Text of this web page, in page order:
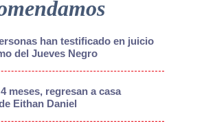
han testificado en juicio
del Jueves Negro
meses, regresan a casa
Eithan Daniel